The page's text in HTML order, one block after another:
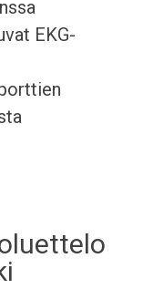
EKG-